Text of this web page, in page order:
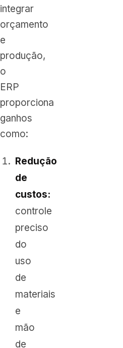
integrar
orçamento
e
produção,
o
ERP
proporciona
ganhos
como:
Redução
de
custos:
controle
preciso
do
uso
de
materiais
e
mão
de